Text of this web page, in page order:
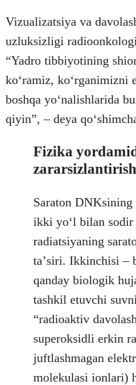
Vizualizatsiya va
uzluksizligi
“Yadro tibbiyotining
koʻramiz, koʻrganimizni
boshqa yoʻnalishlarida
qiyin”, – deya
Fizika
Saraton
ikki yoʻl bilan
radiatsiyaning
taʼsiri. Ikkinchisi –
qanday biologik
tashkil etuvchi
“radioaktiv
superoksidli erkin
juftlashmagan
molekulasi ionlari)